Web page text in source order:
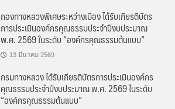
กองทางหลวงพิเศษระหว่างเมือง ได้รับเกียรติบัตร
การประเมินองค์กรคุณธรรมประจำปีงบประมาณ
พ.ศ. 2569 ในระดับ “องค์กรคุณธรรมต้นแบบ”
13 มีนาคม 2569
กรมทางหลวง ได้รับเกียรติบัตรการประเมินองค์กร
คุณธรรมประจำปีงบประมาณ พ.ศ. 2569 ในระดับ
“องค์กรคุณธรรมต้นแบบ”